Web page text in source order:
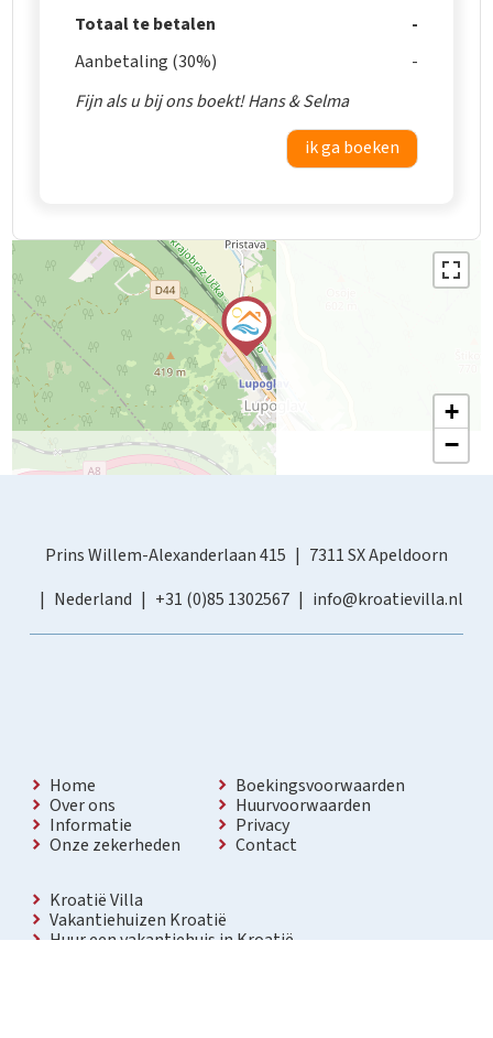
Totaal te betalen
Aanbetaling (30%)
Fijn als u bij ons boekt! Hans & Selma
ik ga boeken
+
−
Prins Willem-Alexanderlaan 415
7311 SX Apeldoorn
Nederland
+31 (0)85 1302567 info@kroatievilla.nl
Home
Over ons
Informatie
Onze zekerheden
Boekingsvoorwaarden
Huurvoorwaarden
Privacy
Contact
Kroatië Villa
Vakantiehuizen Kroatië
Huur een vakantiehuis in Kroatië